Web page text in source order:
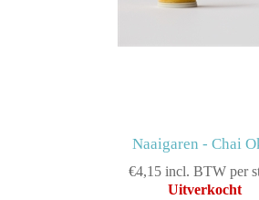
Naaigaren - Chai
€4,15 incl. BTW per
Uitverkocht